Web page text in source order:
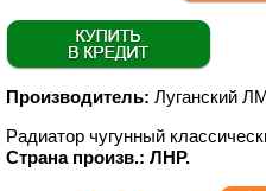
Производитель: Луганский
Радиатор чугунный
Страна произв.: ЛНР.